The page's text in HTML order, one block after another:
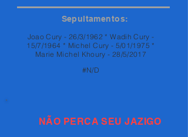
Sepultamentos:
Joao Cury - 26/3/1962 * Wadih Cury -
15/7/1964 * Michel Cury - 5/01/1975 *
Marie Michel Khoury - 28/5/2017
#N/D
NÃO PERCA SEU JAZIGO